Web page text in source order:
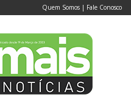
Quem Somos | Fale Conosco